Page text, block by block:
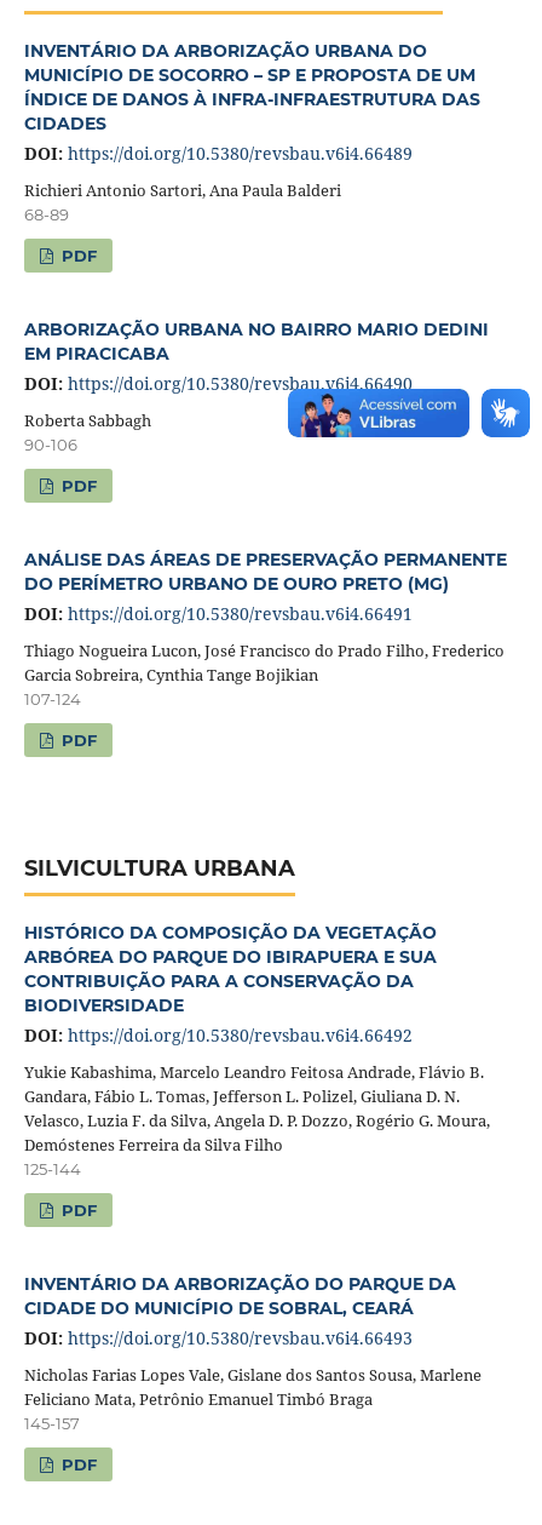
INVENTÁRIO DA ARBORIZAÇÃO URBANA DO
MUNICÍPIO DE SOCORRO – SP E PROPOSTA DE UM
ÍNDICE DE DANOS À INFRA-INFRAESTRUTURA DAS
CIDADES
DOI: https://doi.org/10.5380/revsbau.v6i4.66489
Richieri Antonio Sartori, Ana Paula Balderi
68-89
PDF
ARBORIZAÇÃO URBANA NO BAIRRO MARIO DEDINI
EM PIRACICABA
DOI: https://doi.org/10.5380/revsbau.v6i4.66490
Roberta Sabbagh
90-106
PDF
ANÁLISE DAS ÁREAS DE PRESERVAÇÃO PERMANENTE
DO PERÍMETRO URBANO DE OURO PRETO (MG)
DOI: https://doi.org/10.5380/revsbau.v6i4.66491
Thiago Nogueira Lucon, José Francisco do Prado Filho, Frederico
Garcia Sobreira, Cynthia Tange Bojikian
107-124
PDF
SILVICULTURA URBANA
HISTÓRICO DA COMPOSIÇÃO DA VEGETAÇÃO
ARBÓREA DO PARQUE DO IBIRAPUERA E SUA
CONTRIBUIÇÃO PARA A CONSERVAÇÃO DA
BIODIVERSIDADE
DOI: https://doi.org/10.5380/revsbau.v6i4.66492
Yukie Kabashima, Marcelo Leandro Feitosa Andrade, Flávio B.
Gandara, Fábio L. Tomas, Jefferson L. Polizel, Giuliana D. N.
Velasco, Luzia F. da Silva, Angela D. P. Dozzo, Rogério G. Moura,
Demóstenes Ferreira da Silva Filho
125-144
PDF
INVENTÁRIO DA ARBORIZAÇÃO DO PARQUE DA
CIDADE DO MUNICÍPIO DE SOBRAL, CEARÁ
DOI: https://doi.org/10.5380/revsbau.v6i4.66493
Nicholas Farias Lopes Vale, Gislane dos Santos Sousa, Marlene
Feliciano Mata, Petrônio Emanuel Timbó Braga
145-157
PDF